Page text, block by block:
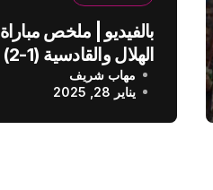
بالفيديو | ملخص مباراة
الهلال والقادسية (1-2)
الدوري السعودي
مهاب شريف
يناير 28, 2025